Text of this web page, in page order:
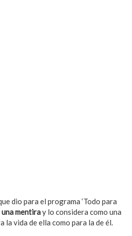
dio para el programa ‘Todo para
mentiray lo considera como una
la vida de ella como para la de él.